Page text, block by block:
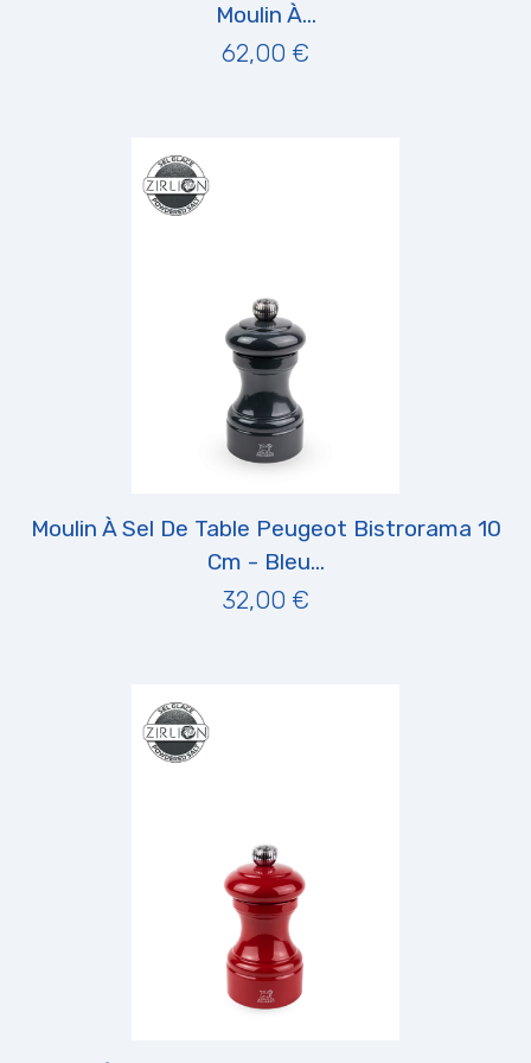
Moulin À...
62,00 €
Moulin À Sel De Table Peugeot Bistrorama 10
Cm - Bleu...
32,00 €